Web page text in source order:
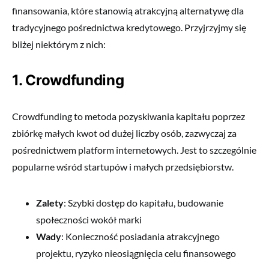
finansowania, które stanowią atrakcyjną alternatywę dla
tradycyjnego pośrednictwa kredytowego. Przyjrzyjmy się
bliżej niektórym z nich:
1. Crowdfunding
Crowdfunding to metoda pozyskiwania kapitału poprzez
zbiórkę małych kwot od dużej liczby osób, zazwyczaj za
pośrednictwem platform internetowych. Jest to szczególnie
popularne wśród startupów i małych przedsiębiorstw.
Zalety: Szybki dostęp do kapitału, budowanie
społeczności wokół marki
Wady: Konieczność posiadania atrakcyjnego
projektu, ryzyko nieosiągnięcia celu finansowego